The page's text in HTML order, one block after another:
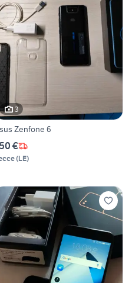
3
Zenfone 6
€
(LE)